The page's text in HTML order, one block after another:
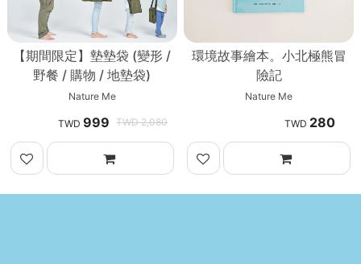
【期間限定】墊墊袋 (變形 /
野餐 / 購物 / 地墊袋)
Nature Me
2,080
999
環境故事繪本。小北極熊冒
險記
Nature Me
280